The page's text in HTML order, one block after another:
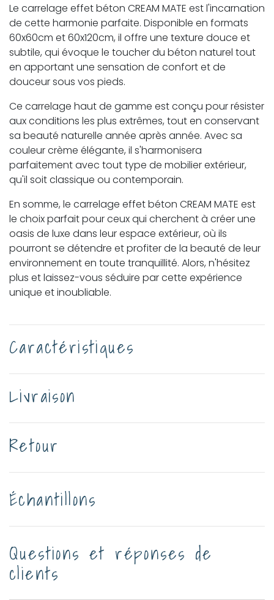
Le carrelage effet béton CREAM MATE est l'incarnation
de cette harmonie parfaite. Disponible en formats
60x60cm et 60x120cm, il offre une texture douce et
subtile, qui évoque le toucher du béton naturel tout
en apportant une sensation de confort et de
douceur sous vos pieds.
Ce carrelage haut de gamme est conçu pour résister
aux conditions les plus extrêmes, tout en conservant
sa beauté naturelle année après année. Avec sa
couleur crème élégante, il s'harmonisera
parfaitement avec tout type de mobilier extérieur,
qu'il soit classique ou contemporain.
En somme, le carrelage effet béton CREAM MATE est
le choix parfait pour ceux qui cherchent à créer une
oasis de luxe dans leur espace extérieur, où ils
pourront se détendre et profiter de la beauté de leur
environnement en toute tranquillité. Alors, n'hésitez
plus et laissez-vous séduire par cette expérience
unique et inoubliable.
Caractéristiques
Livraison
Retour
Échantillons
Questions et réponses de
clients